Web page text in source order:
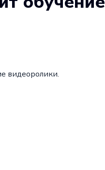
видеоролики.